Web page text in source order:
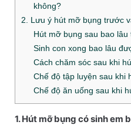
không?
2. Lưu ý hút mỡ bụng trước
Hút mỡ bụng sau bao lâu
Sinh con xong bao lâu
Cách chăm sóc sau khi
Chế độ tập luyện sau khi
Chế độ ăn uống sau khi
1. Hút mỡ bụng có sinh em